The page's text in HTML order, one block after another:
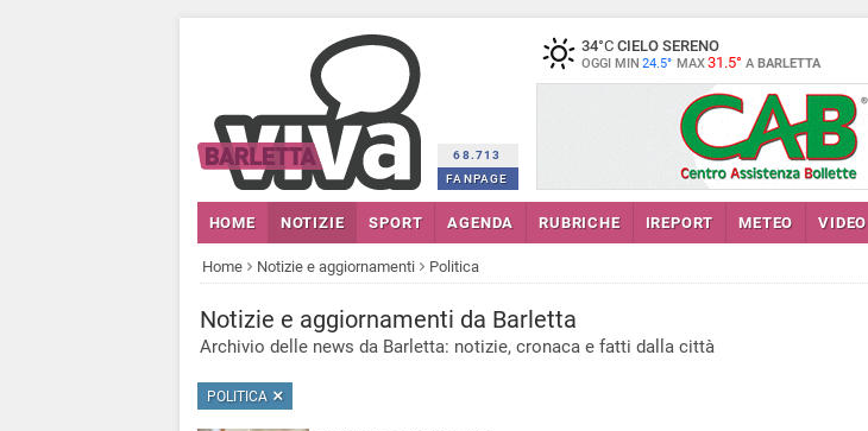
68.713
FANPAGE
34°CCIELO SERENO
OGGI MIN 24.5° MAX31.5° A BARLETTA
HOME NOTIZIE SPORT AGENDA RUBRICHE IREPORT METEO VIDEO
Home Notizie e aggiornamenti Politica
Notizie e aggiornamenti da Barletta
Archivio delle news da Barletta: notizie, cronaca e fatti dalla città
POLITICA